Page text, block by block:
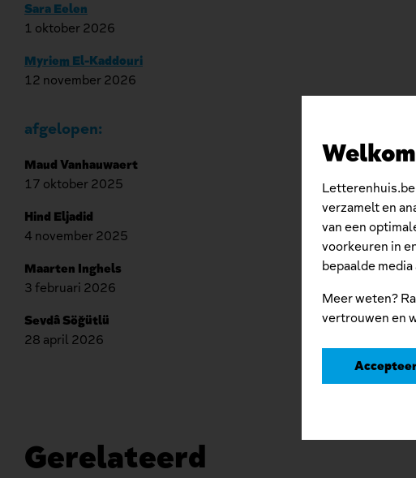
Letterenhuis.be
verzamelt en
van een
voorkeuren in
bepaalde
Meer weten?
vertrouwen en
Sara Eelen
1 oktober 2026
Myriem El-Kaddouri
12 november 2026
afgelopen:
Maud Vanhauwaert
17 oktober 2025
Hind Eljadid
4 november 2025
Maarten Inghels
3 februari 2026
Sevdâ Söğütlü
28 april 2026
Gerelateerd